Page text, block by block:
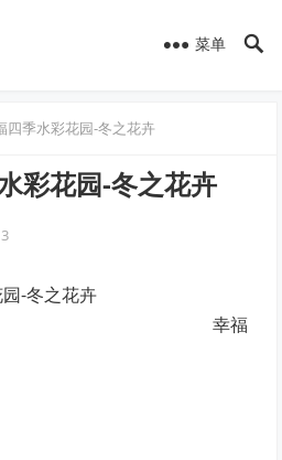
菜单
四季水彩花园-冬之花卉
彩花园-冬之花卉
幸福